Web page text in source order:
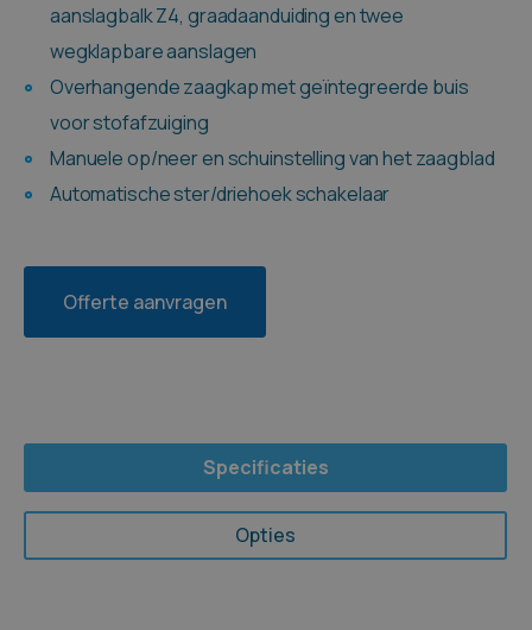
aanslagbalk Z4, graadaanduiding en twee
wegklapbare aanslagen
Overhangende zaagkap met geïntegreerde buis
voor stofafzuiging
Manuele op/neer en schuinstelling van het zaagblad
Automatische ster/driehoek schakelaar
Offerte aanvragen
Specificaties
Opties